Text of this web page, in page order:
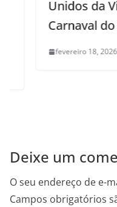
Unidos da
Carnaval do Rio
fevereiro 18, 2026 0
Deixe um
O seu endereço de e-
Campos obrigatórios